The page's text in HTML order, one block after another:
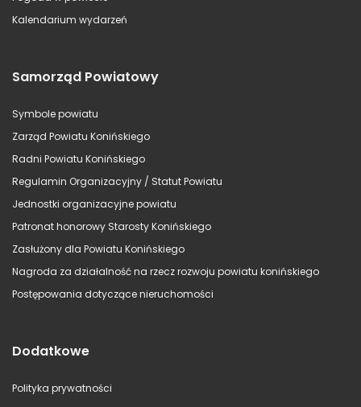
Kalendarium wydarzeń
Samorząd Powiatowy
Symbole powiatu
Zarząd Powiatu Konińskiego
Radni Powiatu Konińskiego
Regulamin Organizacyjny / Statut Powiatu
Jednostki organizacyjne powiatu
Patronat honorowy Starosty Konińskiego
Zasłużony dla Powiatu Konińskiego
Nagroda za działalność na rzecz rozwoju powiatu konińskiego
Postępowania dotyczące nieruchomości
Dodatkowe
Polityka prywatności